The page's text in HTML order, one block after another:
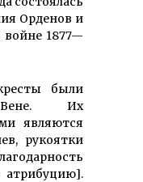
Орденов и
1877—
были
Их
являются
рукоятки